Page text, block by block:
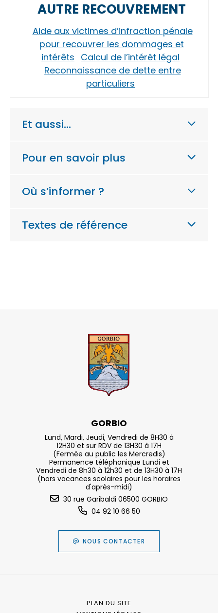
AUTRE RECOUVREMENT
Aide aux victimes d’infraction pénale
pour recouvrer les dommages et
intérêts Calcul de l’intérêt légal
Reconnaissance de dette entre
particuliers
Et aussi…
Pour en savoir plus
Où s’informer ?
Textes de référence
GORBIO
Lund, Mardi, Jeudi, Vendredi de 8H30 à
12H30 et sur RDV de 13H30 à 17H
(Fermée au public les Mercredis)
Permanence téléphonique Lundi et
Vendredi de 8h30 à 12h30 et de 13H30 à 17H
(hors vacances scolaires pour les horaires
d'après-midi)
30 rue Garibaldi 06500 GORBIO
04 92 10 66 50
NOUS CONTACTER
PLAN DU SITE